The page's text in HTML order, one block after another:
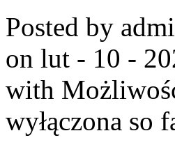
Posted by
on lut - 10 -
with
wyłączona so